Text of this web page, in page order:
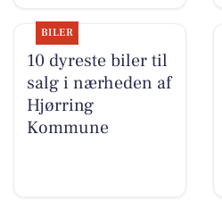
BILER
10 dyreste biler til
salg i nærheden af
Hjørring
Kommune